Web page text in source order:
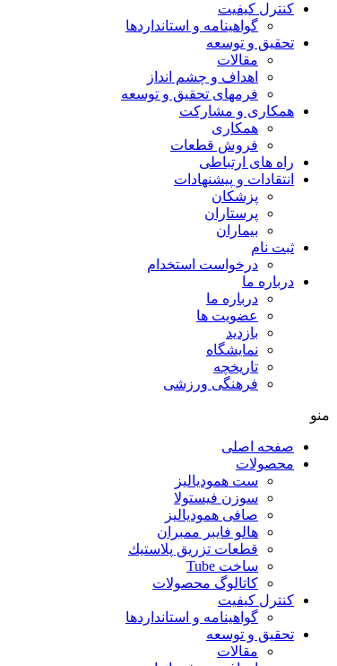
کنترل کیفیت
گواهينامه و استانداردها
تحقيق و توسعه
مقالات
اهداف و چشم انداز
فرمهای تحقیق و توسعه
همکاری و مشارکت
همکاری
فروش قطعات
راه های ارتباطی
انتقادات و پيشنهادات
پزشكان
پرستاران
بيماران
ثبت نام
درخواست استخدام
درباره ما
درباره ما
عضویت ها
بازدید
نمایشگاه
تاريخچه
فرهنگی ورزشی
منو
صفحه اصلی
محصولات
ست همودیالیز
سوزن فیستولا
صافی همودیالیز
هالو فایبر ممبران
قطعات تزريق پلاستيك
ساخت Tube
کاتالوگ محصولات
کنترل کیفیت
گواهينامه و استانداردها
تحقيق و توسعه
مقالات